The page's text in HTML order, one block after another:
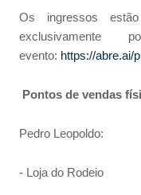
Os ingressos
evento: https://abre.ai/
Pontos de vendas
Pedro Leopoldo:
- Loja do Rodeio